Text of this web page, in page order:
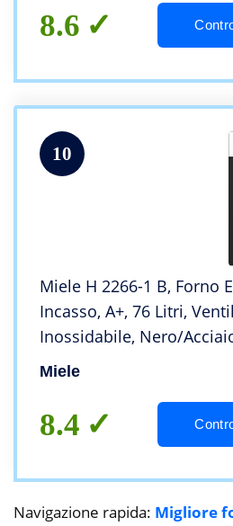
8.6
10
Miele H 2266-1 B, Forno
Incasso, A+, 76 Litri,
Inossidabile, Nero/
56.9 cm
Miele
8.4
Navigazione rapida: Migliore